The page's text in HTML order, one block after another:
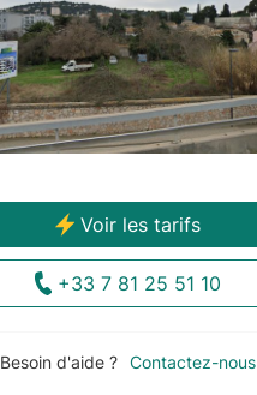
Voir les tarifs
+33 7 81 25 51 10
Besoin d'aide ? Contactez-nous